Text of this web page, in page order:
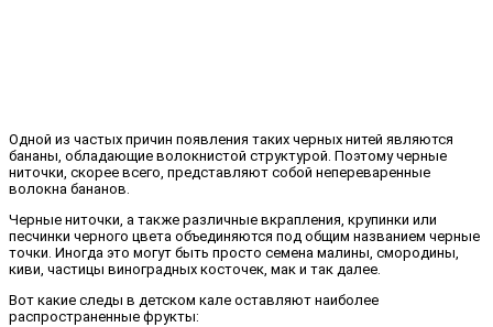
Одной из частых причин появления таких черных нитей являются
бананы, обладающие волокнистой структурой. Поэтому черные
ниточки, скорее всего, представляют собой непереваренные
волокна бананов.
Черные ниточки, а также различные вкрапления, крупинки или
песчинки черного цвета объединяются под общим названием черные
точки. Иногда это могут быть просто семена малины, смородины,
киви, частицы виноградных косточек, мак и так далее.
Вот какие следы в детском кале оставляют наиболее
распространенные фрукты: